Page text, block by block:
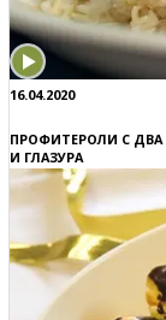
16.04.2020
ПРОФИТЕРОЛИ С ДВА
И ГЛАЗУРА